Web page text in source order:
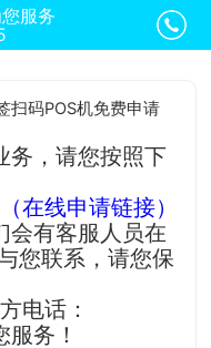
服务
扫码POS机免费申请
务，请您按照下
（在线申请链接）
会有客服人员在
您联系，请您保
电话：
服务！